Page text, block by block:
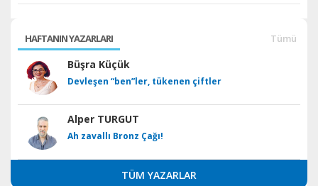
HAFTANIN YAZARLARI Tümü
Büşra Küçük
Devleşen “ben”ler, tükenen çiftler
Alper TURGUT
Ah zavallı Bronz Çağı!
TÜM YAZARLAR